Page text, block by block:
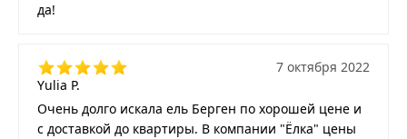
да!
Yulia P.
7 октября 2022
Очень долго искала ель Берген по хорошей цене и
с доставкой до квартиры. В компании "Ёлка" цены